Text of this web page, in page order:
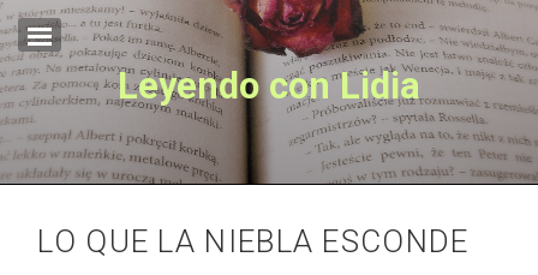
Inicio
Sobre mí
EL OTRO LADO
Lo Que La Niebla Esconde
Leyendo con Lidia
LO QUE LA NIEBLA ESCONDE